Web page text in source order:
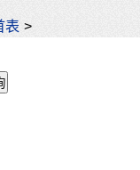
表 >